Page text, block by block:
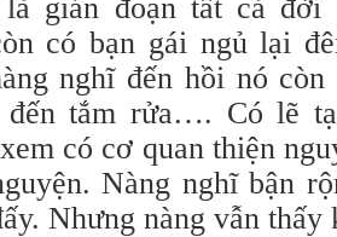
gián đoạn tất cả đời
có bạn gái ngủ lại
nghĩ đến hồi nó
đến tắm rửa…. Có lẽ
có cơ quan thiện
Nàng nghĩ bận
Nhưng nàng vẫn thấy